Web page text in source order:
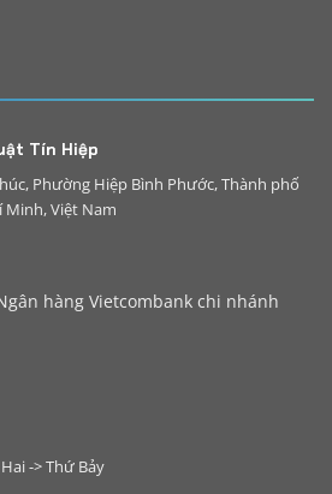
Tín Hiệp
Phường Hiệp Bình Phước, Thành phố
Minh, Việt Nam
hàng Vietcombank chi nhánh
-> Thứ Bảy